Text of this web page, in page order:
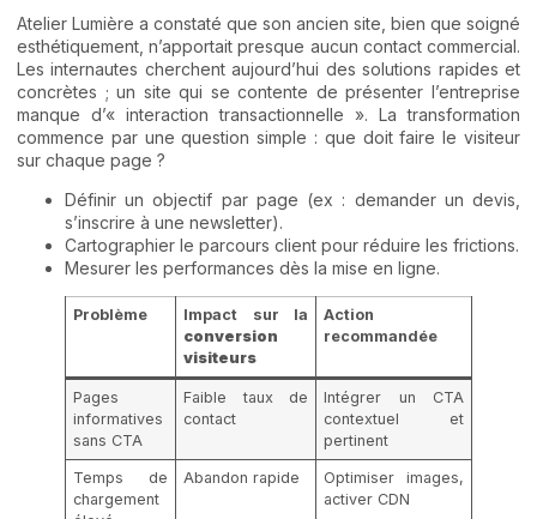
Atelier Lumière a constaté que son ancien site, bien que soigné
esthétiquement, n’apportait presque aucun contact commercial.
Les internautes cherchent aujourd’hui des solutions rapides et
concrètes ; un site qui se contente de présenter l’entreprise
manque d’« interaction transactionnelle ». La transformation
commence par une question simple : que doit faire le visiteur
sur chaque page ?
Définir un objectif par page (ex : demander un devis,
s’inscrire à une newsletter).
Cartographier le parcours client pour réduire les frictions.
Mesurer les performances dès la mise en ligne.
Problème
Impact sur la
conversion
visiteurs
Action
recommandée
Pages
informatives
sans CTA
Faible taux de
contact
Intégrer un CTA
contextuel et
pertinent
Temps de
chargement
Abandon rapide
Optimiser images,
activer CDN